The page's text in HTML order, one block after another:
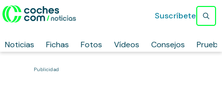
Noticias Fichas Fotos Vídeos Consejos
Suscríbete
Publicidad